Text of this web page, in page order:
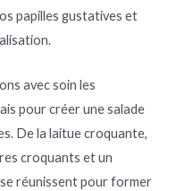
papilles gustatives et
avec soin les
pour créer une salade
De la laitue croquante,
croquants et un
réunissent pour former